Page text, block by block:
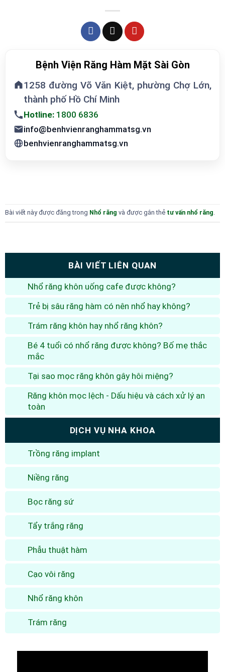
Bệnh Viện Răng Hàm Mặt Sài Gòn
1258 đường Võ Văn Kiệt, phường Chợ Lớn,
thành phố Hồ Chí Minh
Hotline: 1800 6836
info@benhvienranghammatsg.vn
benhvienranghammatsg.vn
Bài viết này được đăng trong Nhổ răng và được gắn thẻ tư vấn nhổ răng.
BÀI VIẾT LIÊN QUAN
Nhổ răng khôn uống cafe được không?
Trẻ bị sâu răng hàm có nên nhổ hay không?
Trám răng khôn hay nhổ răng khôn?
Bé 4 tuổi có nhổ răng được không? Bố mẹ thắc
mắc
Tại sao mọc răng khôn gây hôi miệng?
Răng khôn mọc lệch - Dấu hiệu và cách xử lý an
toàn
DỊCH VỤ NHA KHOA
Trồng răng implant
Niềng răng
Bọc răng sứ
Tẩy trắng răng
Phẫu thuật hàm
Cạo vôi răng
Nhổ răng khôn
Trám răng